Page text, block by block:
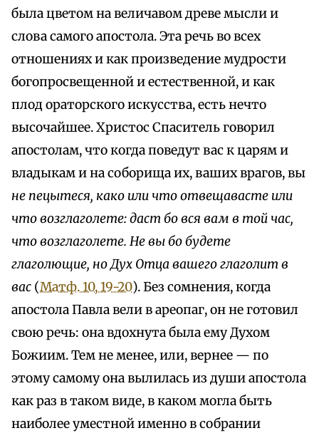
была цветом на величавом древе мысли и
слова самого апостола. Эта речь во всех
отношениях и как произведение мудрости
богопросвещенной и естественной, и как
плод ораторского искусства, есть нечто
высочайшее. Христос Спаситель говорил
апостолам, что когда поведут вас к царям и
владыкам и на соборища их, ваших врагов, вы
не пецытеся, како или что отвещавасте или
что возглаголете: даст бо вся вам в той час,
что возглаголете. Не вы бо будете
глаголющие, но Дух Отца вашего глаголит в
вас (Матф. 10, 19-20). Без сомнения, когда
апостола Павла вели в ареопаг, он не готовил
свою речь: она вдохнута была ему Духом
Божиим. Тем не менее, или, вернее — по
этому самому она вылилась из души апостола
как раз в таком виде, в каком могла быть
наиболее уместной именно в собрании